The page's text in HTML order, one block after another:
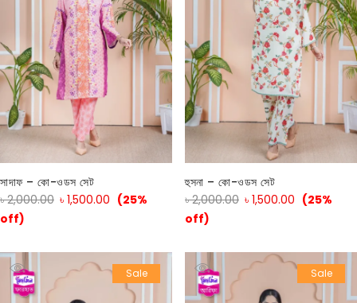
সাদাফ – কো-ওডস সেট
৳2,000.00 ৳ 1,500.00 (25%
off)
হুসনা – কো-ওডস সেট
৳2,000.00 ৳ 1,500.00 (25%
off)
Sale Sale